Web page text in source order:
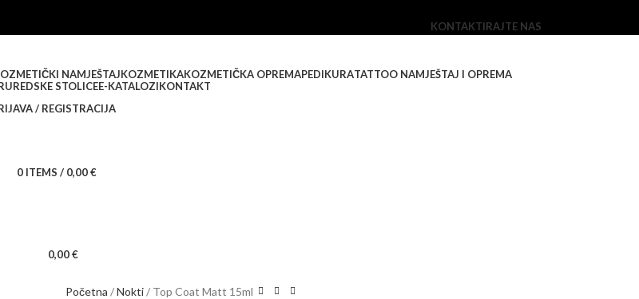
KONTAKTIRAJTE NAS
NAMJEŠTAJKOZMETIKAKOZMETIČKA OPREMAPEDIKURATATTOO NAMJEŠTAJ I OPREMA
UREDSKE STOLICEE-KATALOZIKONTAKT
/ REGISTRACIJA
0 ITEMS / 0,00€
0,00€
Početna Nokti Top Coat Matt 15ml